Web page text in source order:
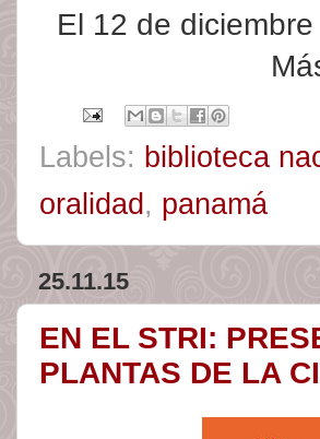
El 12 de
Labels: biblioteca
oralidad , panamá
25.11.15
EN EL STRI:
PLANTAS DE LA